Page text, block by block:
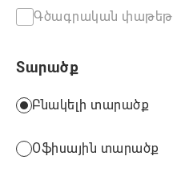
Գծագրական փաթեթ
Տարածք
Բնակելի տարածք
Օֆիսային տարածք